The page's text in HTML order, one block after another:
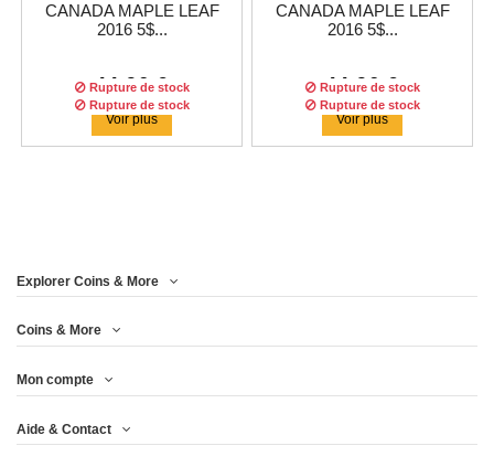
CANADA MAPLE LEAF
2016 5$...
44,96 €
Rupture de stock
Voir plus
CANADA MAPLE LEAF
2016 5$...
44,96 €
Rupture de stock
Voir plus
2016 5$...
Rupture de stock Rupture de stock
Explorer Coins & More
Coins & More
Mon compte
Aide & Contact